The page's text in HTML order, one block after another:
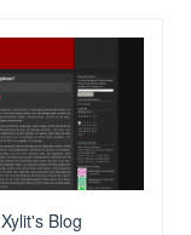
Xylit's Blog